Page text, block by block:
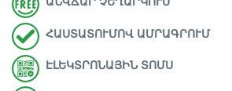
ՀԱՍՏԱՏՈՒՄՈՎ ԱՄՐԱԳՐՈՒՄ
ԷԼԵԿՏՐՈՆԱՅԻՆ ՏՈՄՍ